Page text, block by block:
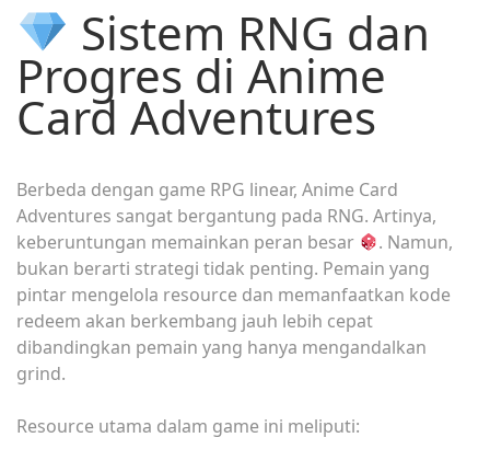
Sistem RNG dan
Progres di Anime
Card Adventures
Berbeda dengan game RPG linear, Anime Card
Adventures sangat bergantung pada RNG. Artinya,
keberuntungan memainkan peran besar
. Namun,
bukan berarti strategi tidak penting. Pemain yang
pintar mengelola resource dan memanfaatkan kode
redeem akan berkembang jauh lebih cepat
dibandingkan pemain yang hanya mengandalkan
grind.
Resource utama dalam game ini meliputi: